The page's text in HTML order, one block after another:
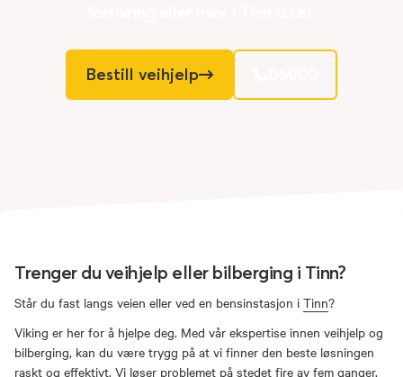
Bestill veihjelp
Trenger du veihjelp eller bilberging i Tinn?
Står du fast langs veien eller ved en bensinstasjon i Tinn?
Viking er her for å hjelpe deg. Med vår ekspertise innen veihjelp og
bilberging, kan du være trygg på at vi finner den beste løsningen
raskt og effektivt. Vi løser problemet på stedet fire av fem ganger,